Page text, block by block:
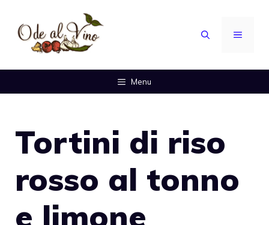
contenuto
MENU
Menu
Tortini di riso
rosso al tonno
e limone